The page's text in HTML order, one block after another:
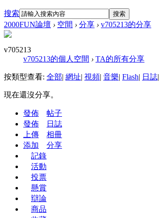
搜索 搜索
2000FUN論壇 › 空間 › 分享 › v705213的分享
v705213
v705213的個人空間 › TA的所有分享
按類型查看: 全部| 網址| 視頻| 音樂| Flash| 日誌|
現在還沒分享。
發佈
帖子
發佈
日誌
上傳
相冊
添加
分享
記錄
活動
投票
懸賞
辯論
商品